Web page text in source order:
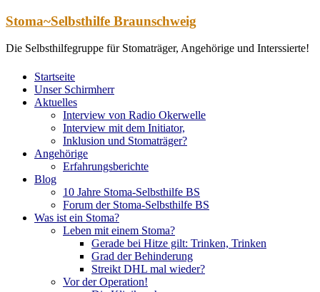
Zum
springen
Stoma~Selbsthilfe Braunschweig
Die Selbsthilfegruppe für Stomaträger, Angehörige und Interssierte!
Startseite
Unser Schirmherr
Aktuelles
Interview von Radio Okerwelle
Interview mit dem Initiator,
Inklusion und Stomaträger?
Angehörige
Erfahrungsberichte
Blog
10 Jahre Stoma-Selbsthilfe BS
Forum der Stoma-Selbsthilfe BS
Was ist ein Stoma?
Leben mit einem Stoma?
Gerade bei Hitze gilt: Trinken, Trinken
Grad der Behinderung
Streikt DHL mal wieder?
Vor der Operation!